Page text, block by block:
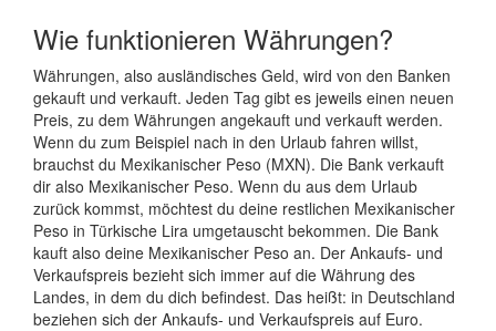
Wie funktionieren Währungen?
Währungen, also ausländisches Geld, wird von den Banken
gekauft und verkauft. Jeden Tag gibt es jeweils einen neuen
Preis, zu dem Währungen angekauft und verkauft werden.
Wenn du zum Beispiel nach in den Urlaub fahren willst,
brauchst du Mexikanischer Peso (MXN). Die Bank verkauft
dir also Mexikanischer Peso. Wenn du aus dem Urlaub
zurück kommst, möchtest du deine restlichen Mexikanischer
Peso in Türkische Lira umgetauscht bekommen. Die Bank
kauft also deine Mexikanischer Peso an. Der Ankaufs- und
Verkaufspreis bezieht sich immer auf die Währung des
Landes, in dem du dich befindest. Das heißt: in Deutschland
beziehen sich der Ankaufs- und Verkaufspreis auf Euro.